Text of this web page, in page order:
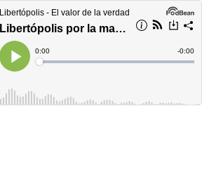
Libertópolis - El valor de la verdad
Libertópolis por la mañana, jueves 25 de marzo 2021
Play
Current
Time
0:00
Loaded:
Time
-0:00